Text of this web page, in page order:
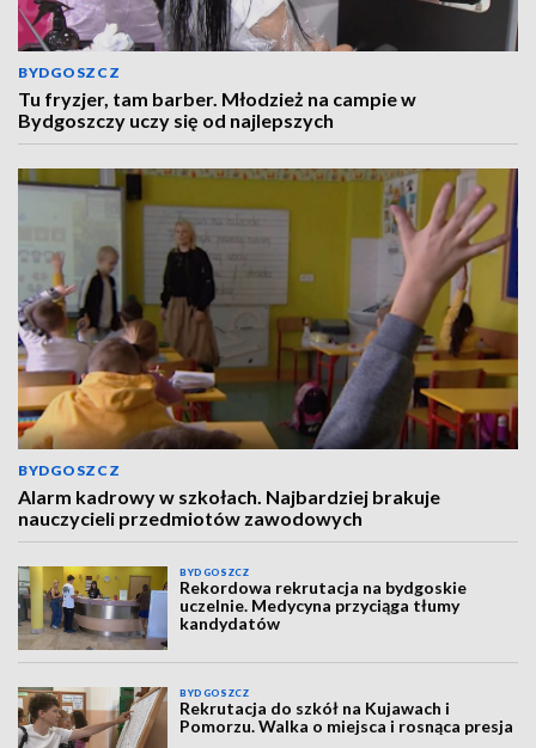
BYDGOSZCZ
Tu fryzjer, tam barber. Młodzież na campie w
Bydgoszczy uczy się od najlepszych
BYDGOSZCZ
Alarm kadrowy w szkołach. Najbardziej brakuje
nauczycieli przedmiotów zawodowych
BYDGOSZCZ
Rekordowa rekrutacja na bydgoskie
uczelnie. Medycyna przyciąga tłumy
kandydatów
BYDGOSZCZ
Rekrutacja do szkół na Kujawach i
Pomorzu. Walka o miejsca i rosnąca presja